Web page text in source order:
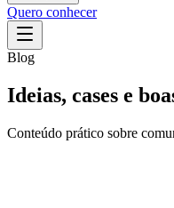
Quero conhecer
Blog
Ideias, cases e
Conteúdo prático sobre